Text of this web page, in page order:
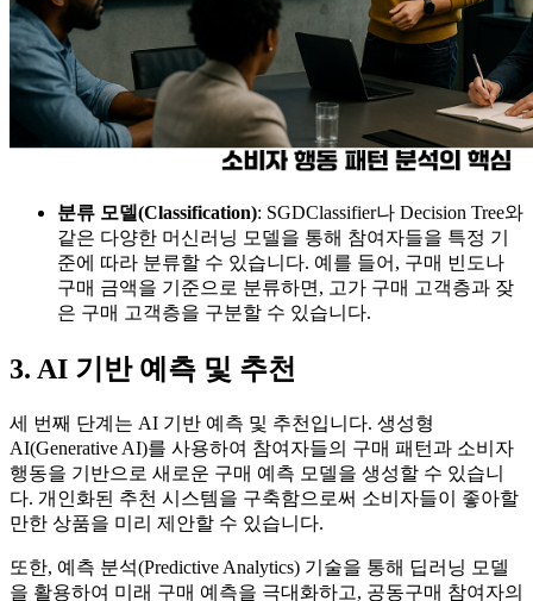
분류 모델(Classification): SGDClassifier나 Decision Tree와
같은 다양한 머신러닝 모델을 통해 참여자들을 특정 기
준에 따라 분류할 수 있습니다. 예를 들어, 구매 빈도나
구매 금액을 기준으로 분류하면, 고가 구매 고객층과 잦
은 구매 고객층을 구분할 수 있습니다.
3. AI 기반 예측 및 추천
세 번째 단계는 AI 기반 예측 및 추천입니다. 생성형
AI(Generative AI)를 사용하여 참여자들의 구매 패턴과 소비자
행동을 기반으로 새로운 구매 예측 모델을 생성할 수 있습니
다. 개인화된 추천 시스템을 구축함으로써 소비자들이 좋아할
만한 상품을 미리 제안할 수 있습니다.
또한, 예측 분석(Predictive Analytics) 기술을 통해 딥러닝 모델
을 활용하여 미래 구매 예측을 극대화하고, 공동구매 참여자의